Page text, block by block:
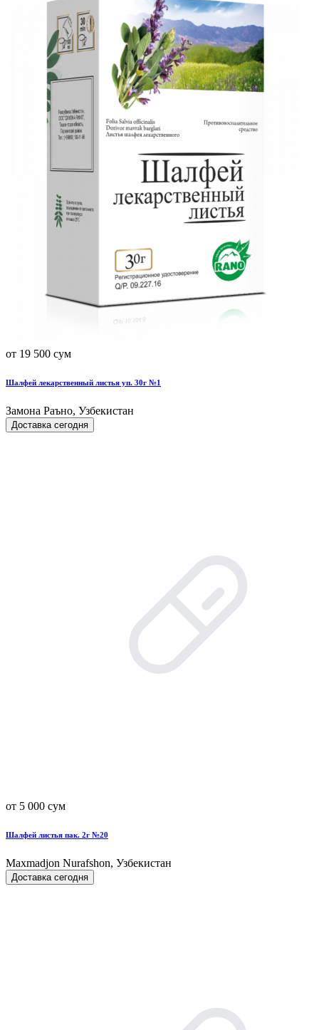
от 19 500 сум
Шалфей лекарственный листья уп. 30г №1
Замона Раъно, Узбекистан
Доставка сегодня
от 5 000 сум
Шалфей листья пак. 2г №20
Maxmadjon Nurafshon, Узбекистан
Доставка сегодня